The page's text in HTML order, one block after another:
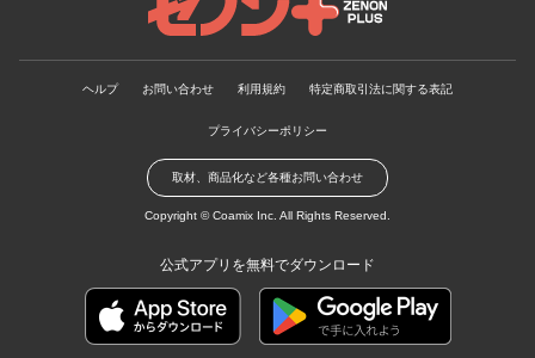
ゼノンプラス
ヘルプ お問い合わせ 利用規約 特定商取引法に関する表記
プライバシーポリシー
取材、商品化など各種お問い合わせ
Copyright ©Coamix Inc. All Rights Reserved.
公式アプリを無料でダウンロード